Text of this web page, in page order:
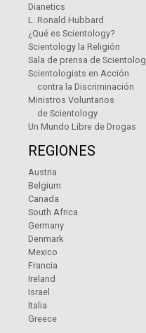
Dianetics
L. Ronald Hubbard
¿Qué es Scientology?
Scientology la Religión
Sala de prensa de
Scientologists en Acción
contra la Discriminación
Ministros Voluntarios
de Scientology
Un Mundo Libre de Drogas
REGIONES
Austria
Belgium
Canada
South Africa
Germany
Denmark
Mexico
Francia
Ireland
Israel
Italia
Greece